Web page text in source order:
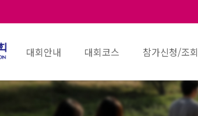
대회안내 대회코스 참가신청/조회